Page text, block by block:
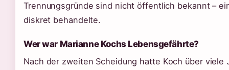
Trennungsgründe sind nicht öffentlich bekannt –
diskret behandelte.
Wer war Marianne Kochs Lebensgefährte?
Nach der zweiten Scheidung hatte Koch über viele